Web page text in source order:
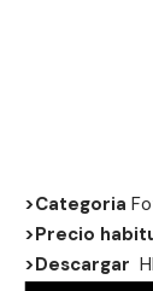
>Categoria
>Precio
>Descargar